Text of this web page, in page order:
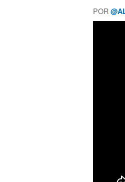
POR